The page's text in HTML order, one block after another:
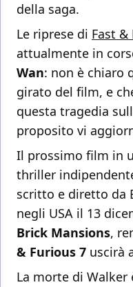
della saga.
Le riprese di Fast &
attualmente in
Wan: non è chiaro
girato del film, e
questa tragedia
proposito vi
Il prossimo film in
thriller
scritto e diretto da
negli USA il 13
Brick Mansions,
& Furious 7 uscirà
La morte di